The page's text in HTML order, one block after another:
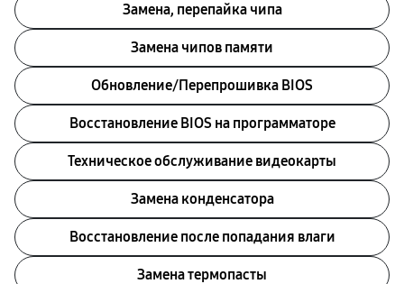
Замена, перепайка чипа
Замена чипов памяти
Обновление/Перепрошивка BIOS
Восстановление BIOS на программаторе
Техническое обслуживание видеокарты
Замена конденсатора
Восстановление после попадания влаги
Замена термопасты